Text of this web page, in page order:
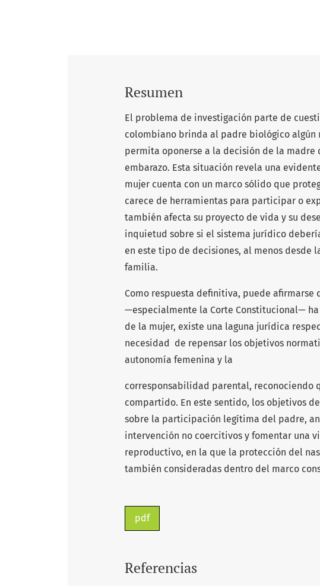
Resumen
El problema de investigación parte de
colombiano brinda al padre biológico
permita oponerse a la decisión de la
embarazo. Esta situación revela una
mujer cuenta con un marco sólido que
carece de herramientas para participar o
también afecta su proyecto de vida y su
inquietud sobre si el sistema jurídico
en este tipo de decisiones, al menos desde
familia.
Como respuesta definitiva, puede
—especialmente la Corte Constitucional—
de la mujer, existe una laguna jurídica
necesidad de repensar los objetivos
autonomía femenina y la
corresponsabilidad parental, reconociendo
compartido. En este sentido, los objetivos
sobre la participación legítima del padre,
intervención no coercitivos y fomentar una
reproductivo, en la que la protección del
también consideradas dentro del marco
pdf
Referencias